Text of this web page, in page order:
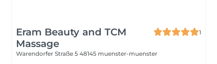
Eram Beauty and TCM
Massage
1
Warendorfer Straße 5 48145 muenster-muenster